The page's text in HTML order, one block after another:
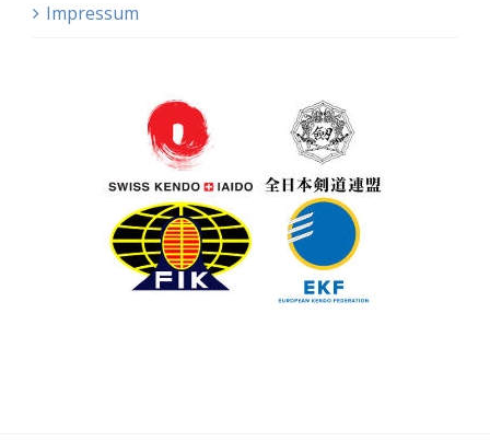
Impressum